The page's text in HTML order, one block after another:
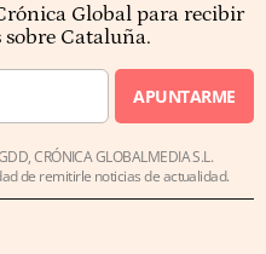
Global para recibir
Cataluña.
APUNTARME
CRÓNICA GLOBALMEDIA S.L.
de remitirle noticias de actualidad.